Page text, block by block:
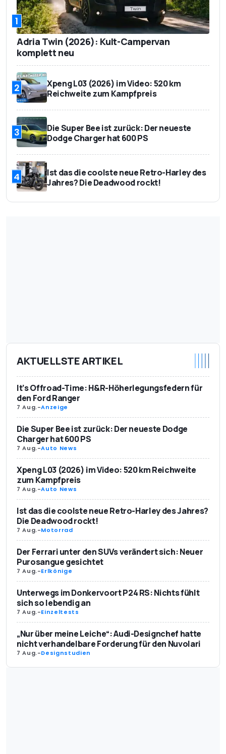
1
Adria Twin (2026): Kult-Campervan
komplett neu
2
Xpeng L03 (2026) im Video: 520 km
Reichweite zum Kampfpreis
3
Die Super Bee ist zurück: Der neueste
Dodge Charger hat 600 PS
4
Ist das die coolste neue Retro-Harley des
Jahres? Die Deadwood rockt!
AKTUELLSTE ARTIKEL
It’s Offroad-Time: H&R-Höherlegungsfedern für
den Ford Ranger
7 Aug.-Anzeige
Die Super Bee ist zurück: Der neueste Dodge
Charger hat 600 PS
7 Aug.-Auto News
Xpeng L03 (2026) im Video: 520 km Reichweite
zum Kampfpreis
7 Aug.-Auto News
Ist das die coolste neue Retro-Harley des Jahres?
Die Deadwood rockt!
7 Aug.-Motorrad
Der Ferrari unter den SUVs verändert sich: Neuer
Purosangue gesichtet
7 Aug.-Erlkönige
Unterwegs im Donkervoort P24 RS: Nichts fühlt
sich so lebendig an
7 Aug.-Einzeltests
„Nur über meine Leiche“: Audi-Designchef hatte
nicht verhandelbare Forderung für den Nuvolari
7 Aug.-Designstudien